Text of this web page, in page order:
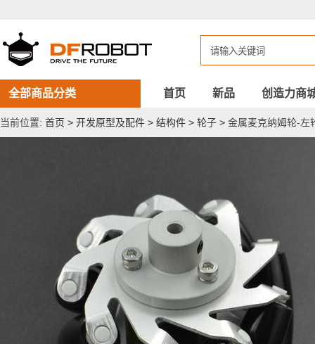
克
纳
姆
轮-
左
轮
(65mm)
全部商品分类 首页 新品 创造力商
当前位置: 首页 > 开发原型及配件 > 结构件 > 轮子 > 金属麦克纳姆轮-左